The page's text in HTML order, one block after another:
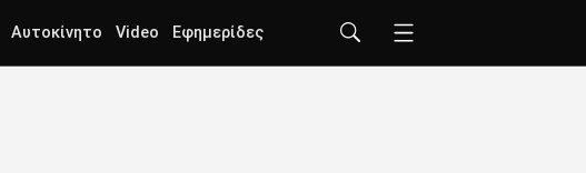
Αυτοκίνητο Video Εφημερίδες